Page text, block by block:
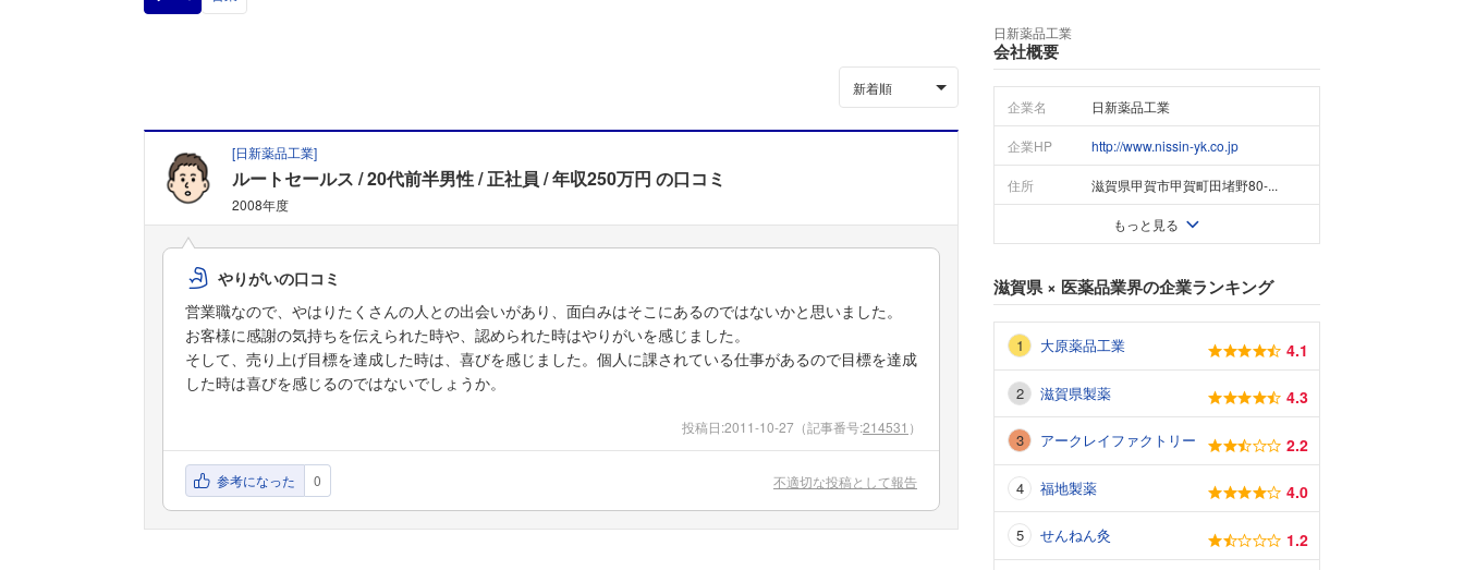
新着順
[日新薬品工業]
ルートセールス 20代前半男性 正社員 年収250万円 の口コミ
2008年度
やりがいの口コミ
営業職なので、やはりたくさんの人との出会いがあり、面白みはそこにあるのではないかと思いました。
お客様に感謝の気持ちを伝えられた時や、認められた時はやりがいを感じました。
そして、売り上げ目標を達成した時は、喜びを感じました。個人に課されている仕事があるので目標を達成
した時は喜びを感じるのではないでしょうか。
投稿日:2011-10-27 （記事番号:214531 ）
参考になった 0 不適切な投稿として報告
日新薬品工業
会社概要
企業名 日新薬品工業
企業HP http://www.nissin-yk.co.jp
住所 滋賀県甲賀市甲賀町田堵野80-...
もっと見る
滋賀県× 医薬品業界の企業ランキング
大原薬品工業 4.1
滋賀県製薬 4.3
アークレイファクトリー 2.2
福地製薬 4.0
せんねん灸 1.2